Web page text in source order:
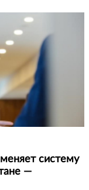
систему
—